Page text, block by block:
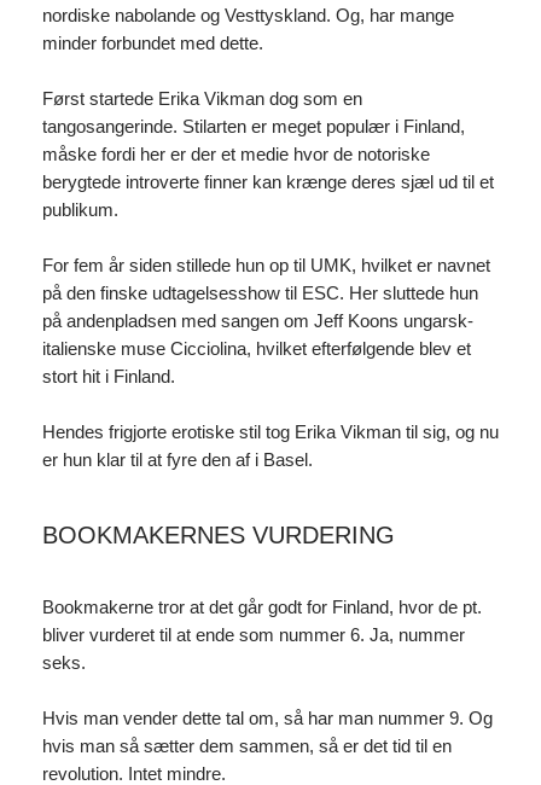
nordiske nabolande og Vesttyskland. Og, har mange
minder forbundet med dette.
Først startede Erika Vikman dog som en
tangosangerinde. Stilarten er meget populær i Finland,
måske fordi her er der et medie hvor de notoriske
berygtede introverte finner kan krænge deres sjæl ud til et
publikum.
For fem år siden stillede hun op til UMK, hvilket er navnet
på den finske udtagelsesshow til ESC. Her sluttede hun
på andenpladsen med sangen om Jeff Koons ungarsk-
italienske muse Cicciolina, hvilket efterfølgende blev et
stort hit i Finland.
Hendes frigjorte erotiske stil tog Erika Vikman til sig, og nu
er hun klar til at fyre den af i Basel.
BOOKMAKERNES VURDERING
Bookmakerne tror at det går godt for Finland, hvor de pt.
bliver vurderet til at ende som nummer 6. Ja, nummer
seks.
Hvis man vender dette tal om, så har man nummer 9. Og
hvis man så sætter dem sammen, så er det tid til en
revolution. Intet mindre.